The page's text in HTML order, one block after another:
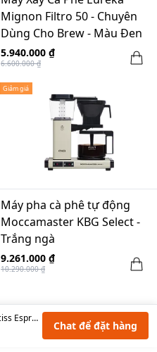
Mignon Filtro 50 - Chuyên
Dùng Cho Brew - Màu Đen
Nhám
5.940.000 ₫
6.600.000 ₫
Giảm giá
Máy pha cà phê tự động
Moccamaster KBG Select -
Trắng ngà
9.261.000 ₫
10.290.000 ₫
Máy pha cà phê Franciss Franciss Espresso Machine - màu đỏ
Chat để đặt hàng